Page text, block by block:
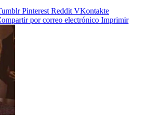
Pinterest Reddit VKontakte
por correo electrónico Imprimir